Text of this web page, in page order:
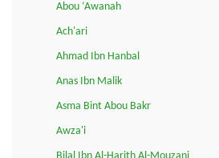
Abou ‘Awanah
Ach'ari
Ahmad Ibn Hanbal
Anas Ibn Malik
Asma Bint Abou Bakr
Awza'i